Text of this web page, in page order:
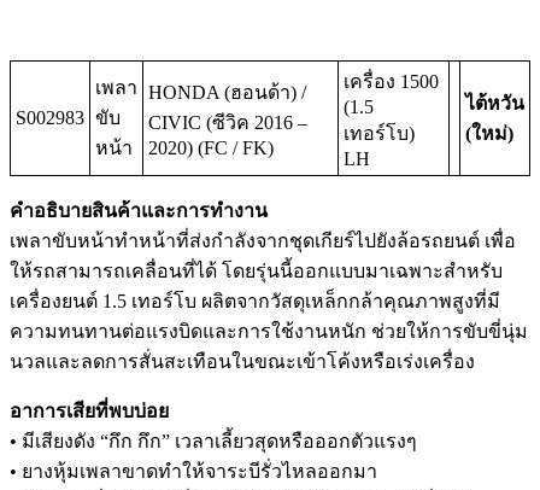
S002983
เพลา
ขับ
หน้า
HONDA (ฮอนด้า) /
CIVIC (ซีวิค 2016 –
2020) (FC / FK)
เครื่อง 1500
(1.5
เทอร์โบ)
LH
ไต้หวัน
(ใหม่)
คำอธิบายสินค้าและการทำงาน
เพลาขับหน้าทำหน้าที่ส่งกำลังจากชุดเกียร์ไปยังล้อรถยนต์ เพื่อ
ให้รถสามารถเคลื่อนที่ได้ โดยรุ่นนี้ออกแบบมาเฉพาะสำหรับ
เครื่องยนต์ 1.5 เทอร์โบ ผลิตจากวัสดุเหล็กกล้าคุณภาพสูงที่มี
ความทนทานต่อแรงบิดและการใช้งานหนัก ช่วยให้การขับขี่นุ่ม
นวลและลดการสั่นสะเทือนในขณะเข้าโค้งหรือเร่งเครื่อง
อาการเสียที่พบบ่อย
• มีเสียงดัง “กึก กึก” เวลาเลี้ยวสุดหรือออกตัวแรงๆ
• ยางหุ้มเพลาขาดทำให้จาระบีรั่วไหลออกมา